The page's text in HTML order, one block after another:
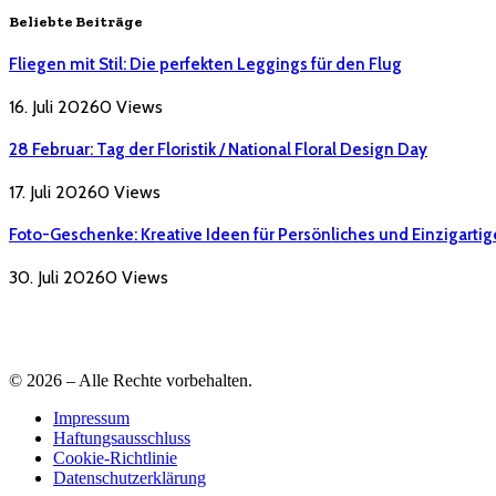
Beliebte Beiträge
Fliegen mit Stil: Die perfekten Leggings für den Flug
16. Juli 20260 Views
28 Februar: Tag der Floristik / National Floral Design Day
17. Juli 20260 Views
Foto-Geschenke: Kreative Ideen für Persönliches und
30. Juli 20260 Views
© 2026 – Alle Rechte vorbehalten.
Impressum
Haftungsausschluss
Cookie-Richtlinie
Datenschutzerklärung